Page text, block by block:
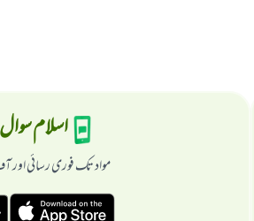
اسلام
مواد تک فوری رسائی اور